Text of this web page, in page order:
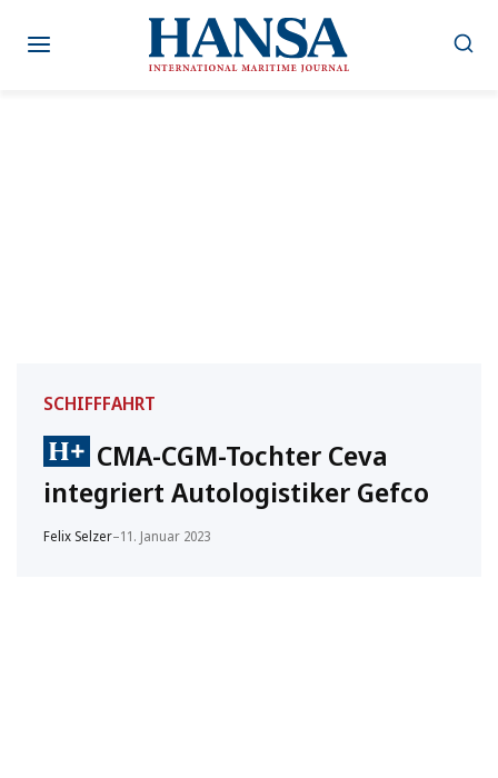
Inhalt
SCHIFFFAHRT
CMA-CGM-Tochter Ceva
integriert Autologistiker Gefco
Felix Selzer–11. Januar 2023